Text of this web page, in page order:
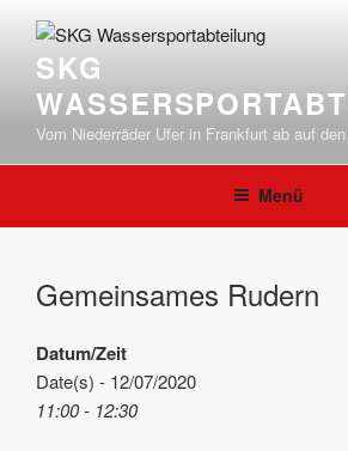
Inhalt
springenSKG
Vom Niederräder Ufer in Frankfurt ab auf
Menü
Gemeinsames Rudern
Datum/Zeit
Date(s) - 12/07/2020
11:00 - 12:30